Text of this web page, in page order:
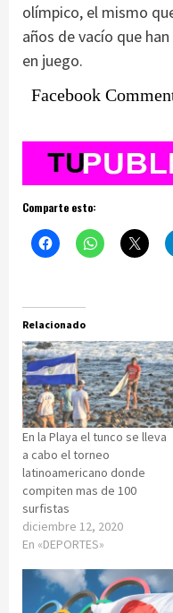
olímpico, el mismo
años de vacío que
en juego.
Facebook
Comparte esto:
Relacionado
En la Playa el tunco se lleva
a cabo el torneo
latinoamericano donde
compiten mas de 100
surfistas
diciembre 12, 2020
En «DEPORTES»